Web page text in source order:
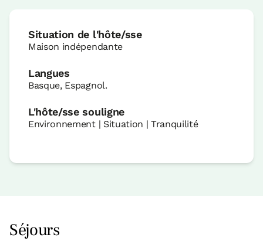
Situation de l'hôte/sse
Maison indépendante
Langues
Basque, Espagnol.
L'hôte/sse souligne
Environnement | Situation | Tranquilité
Séjours